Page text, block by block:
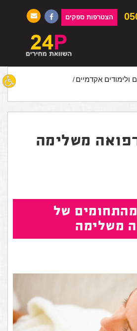
הצטרפות ספקים
ולימודים אקדמיים
משלימה
של
משלימה